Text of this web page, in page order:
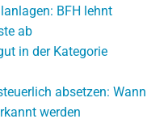
BFH lehnt
ab
in der Kategorie
absetzen: Wann
werden